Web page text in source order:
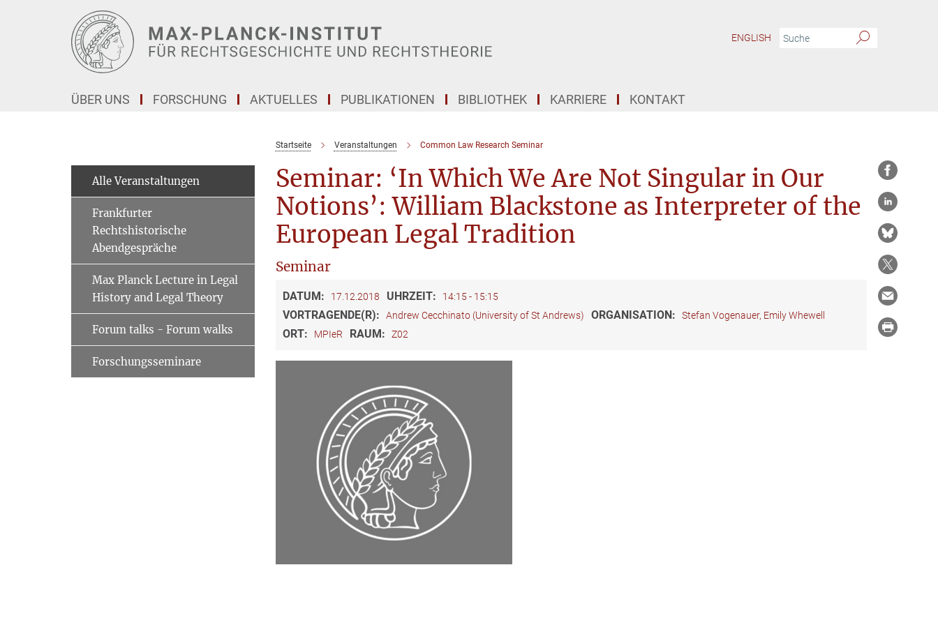
ENGLISH
ÜBER UNS FORSCHUNG AKTUELLES PUBLIKATIONEN BIBLIOTHEK KARRIERE KONTAKT
Startseite Veranstaltungen Common Law Research Seminar
Seminar: ‘In Which We Are Not Singular in Our
Notions’: William Blackstone as Interpreter of the
European Legal Tradition
Seminar
DATUM: 17.12.2018 UHRZEIT: 14:15 - 15:15
VORTRAGENDE(R): Andrew Cecchinato (University of St Andrews) ORGANISATION: Stefan Vogenauer, Emily Whewell
ORT: MPIeR RAUM: Z02
Alle Veranstaltungen
Frankfurter
Rechtshistorische
Abendgespräche
Max Planck Lecture in Legal
History and Legal Theory
Forum talks - Forum walks
Forschungsseminare